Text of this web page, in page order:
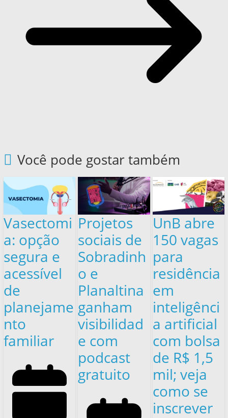
Você pode gostar também
Vasectomi
a: opção
segura e
acessível
de
planejame
nto
familiar
Projetos
sociais de
Sobradinh
o e
Planaltina
ganham
visibilidad
e com
podcast
gratuito
UnB abre
150 vagas
para
residência
em
inteligênci
a artificial
com bolsa
de R$ 1,5
mil; veja
como se
inscrever